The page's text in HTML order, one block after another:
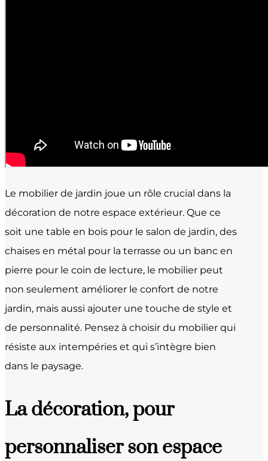
Le mobilier de jardin joue un rôle crucial dans la
décoration de notre espace extérieur. Que ce
soit une table en bois pour le salon de jardin, des
chaises en métal pour la terrasse ou un banc en
pierre pour le coin de lecture, le mobilier peut
non seulement améliorer le confort de notre
jardin, mais aussi ajouter une touche de style et
de personnalité. Pensez à choisir du mobilier qui
résiste aux intempéries et qui s’intègre bien
dans le paysage.
La décoration, pour
personnaliser son espace